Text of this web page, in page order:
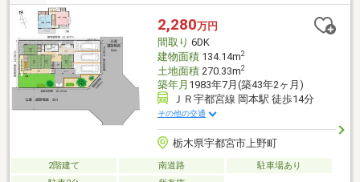
営業活動をしておりません！お問い合わせは、電話・メールどち
らでもOK！まずは、お気軽にお問い合わせください☆
2,280万円
間取り 6DK
建物面積134.14m2
土地面積270.33m2
築年月 1983年7月(築43年2ヶ月)
ＪＲ宇都宮線 岡本駅 徒歩14分
その他の交通
栃木県宇都宮市上野町
2階建て 南道路
駐車場あり